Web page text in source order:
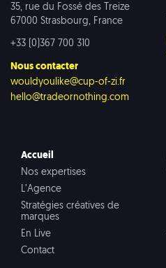
35, rue du Fossé des Treize
67000 Strasbourg, France
+33 (0)367 700 310
Nous contacter
wouldyoulike@cup-of-zi.fr
hello@tradeornothing.com
Accueil
Nos expertises
L’Agence
Stratégies créatives de
marques
En Live
Contact